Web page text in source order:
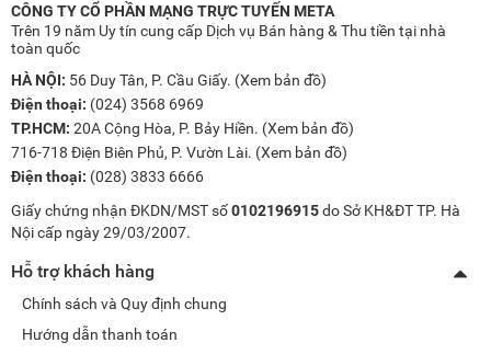
CÔNG TY CỔ PHẦN MẠNG TRỰC TUYẾN META
Trên 19 năm Uy tín cung cấp Dịch vụ Bán hàng & Thu tiền tại nhà
toàn quốc
HÀ NỘI: 56 Duy Tân, P. Cầu Giấy. (Xem bản đồ)
Điện thoại: (024) 3568 6969
TP.HCM: 20A Cộng Hòa, P. Bảy Hiền. (Xem bản đồ)
716-718 Điện Biên Phủ, P. Vườn Lài. (Xem bản đồ)
Điện thoại: (028) 3833 6666
Giấy chứng nhận ĐKDN/MST số0102196915do Sở KH&ĐT TP. Hà
Nội cấp ngày 29/03/2007.
Hỗ trợ khách hàng
Chính sách và Quy định chung
Hướng dẫn thanh toán